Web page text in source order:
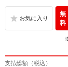
無
料
支払総額（税込）